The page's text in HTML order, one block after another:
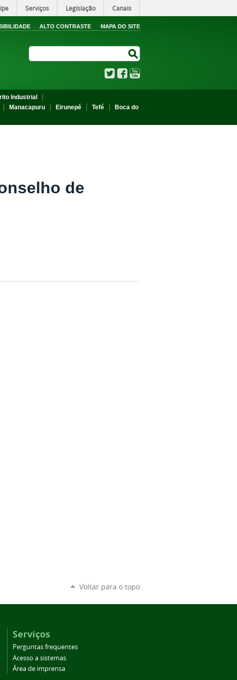
Serviços Legislação Canais
ALTO CONTRASTE MAPA DO SITE
TwitterFacebook
Industrial
Manacapuru Eirunepé Tefé
Boca do
de
Voltar para o topo
Serviços
Perguntas frequentes
Acesso a sistemas
Área de imprensa